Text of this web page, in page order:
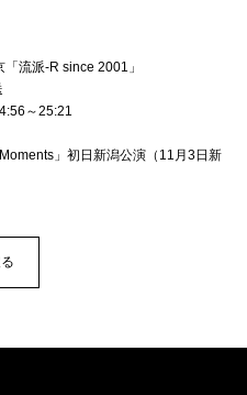
Goods
Fanclub
TOC'S Place
流派-R since 2001」
～25:21
」初日新潟公演（11月3日新